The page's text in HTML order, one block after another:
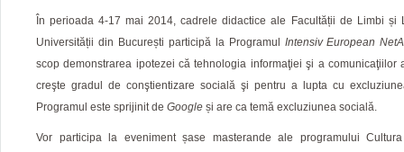
În perioada 4-17 mai 2014, cadrele didactice ale Facultății de Limbi și
Universității din București participă la Programul Intensiv European
scop demonstrarea ipotezei că tehnologia informaţiei şi a comunicaţiilor
creşte gradul de conştientizare socială şi pentru a lupta cu
Programul este sprijinit de Google și are ca temă excluziunea socială.
Vor participa la eveniment șase masterande ale programului